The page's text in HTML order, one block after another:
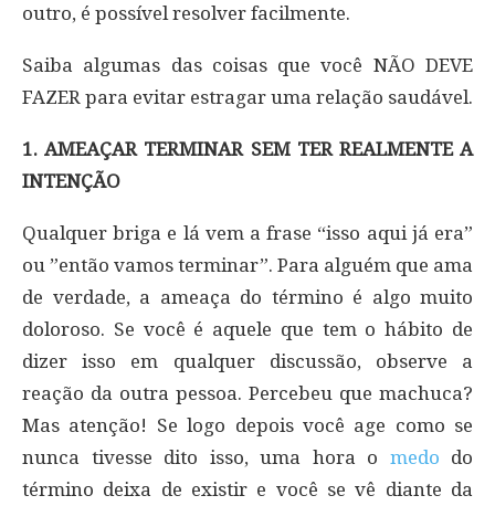
outro, é possível resolver facilmente.
Saiba algumas das coisas que você NÃO DEVE
FAZER para evitar estragar uma relação saudável.
1. AMEAÇAR TERMINAR SEM TER REALMENTE A
INTENÇÃO
Qualquer briga e lá vem a frase “isso aqui já era”
ou ”então vamos terminar”. Para alguém que ama
de verdade, a ameaça do término é algo muito
doloroso. Se você é aquele que tem o hábito de
dizer isso em qualquer discussão, observe a
reação da outra pessoa. Percebeu que machuca?
Mas atenção! Se logo depois você age como se
nunca tivesse dito isso, uma hora o medo do
término deixa de existir e você se vê diante da